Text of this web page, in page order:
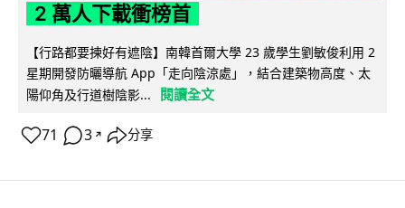
2 萬人下載衝榜首
【行路都要揀好有遮陰】南韓首爾大學 23 歲學生劉敏俊利用 2
星期開發防曬導航 App「走向陰涼處」，結合建築物高度、太
陽仰角及行道樹陰影...
閱讀全文
71 3 ↗ 分享